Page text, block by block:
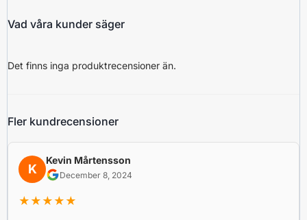
Vad våra kunder säger
Det finns inga produktrecensioner än.
Fler kundrecensioner
K
Kevin Mårtensson
December 8, 2024
★★★★★